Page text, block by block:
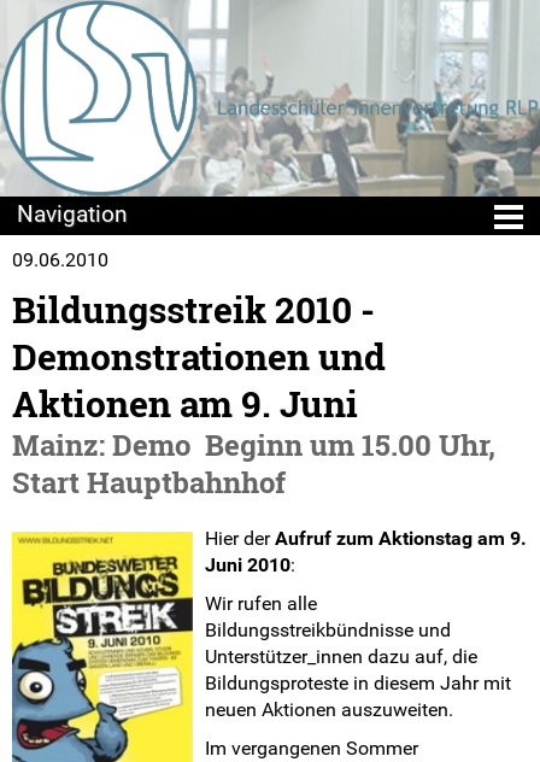
Die LSV
Positionen & Lesestoff
Seminare
Sommercamps
Landesarbeitskreise
SV-Arbeit vor Ort
Du hast Recht(e)
Weitersurfen
09.06.2010
Bildungsstreik 2010 -
Demonstrationen und
Aktionen am 9. Juni
Mainz: Demo  Beginn um 15.00 Uhr,
Start Hauptbahnhof
Hier derAufruf zum Aktionstag am 9.
Juni 2010:
Wir rufen alle
Bildungsstreikbündnisse und
Unterstützer_innen dazu auf, die
Bildungsproteste in diesem Jahr mit
neuen Aktionen auszuweiten.
Im vergangenen Sommer